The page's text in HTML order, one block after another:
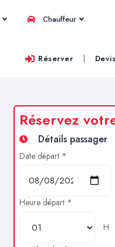
Chauffeur
Réserver | Devis
Réservez
Détails passager
Date départ *
Heure départ *
H